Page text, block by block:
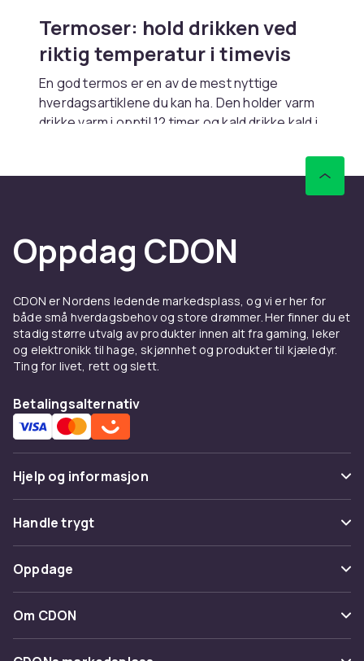
Termoser: hold drikken ved
riktig temperatur i timevis
En god termos er en av de mest nyttige
hverdagsartiklene du kan ha. Den holder varm
drikke varm i opptil 12 timer og kald drikke kald i
vakuumisolert termos er perfekt til kaffebruk,
te, suppe og alle typer drikke som skal
beholde temperaturen over tid. Fra daglig bruk
hjelpemiddel.
Vakuumisolasjon:
hemmeligheten bak god
termos
Moderne termoser bruker vakuumisolasjon,
som betyr at et tomrom er skapt mellom to lag
med stål eller glass. Vakuumet forhindrer
varmeoverføring via konduksjon og
konveksjon. Dette gir en isolasjonseffekt som
er langt bedre enn tradisjonell
polyurethankum. Kvaliteten på vakuumet er
drikken varm i 12 timer og kald i 24 timer.
Typer og størrelser av
termoser
Termoser fås fra 250 ml miniformater til 2 liter
store termoser. Den vanligste størrelsen er
Oppdag CDON
CDON er Nordens ledende markedsplass, og vi er her for
både små hverdagsbehov og store drømmer. Her finner du et
stadig større utvalg av produkter innen alt fra gaming, leker
og elektronikk til hage, skjønnhet og produkter til kjæledyr.
Ting for livet, rett og slett.
Betalingsalternativ
Hjelp og informasjon
Vanlige spørsmål
Spor pakke
Angre & returner her
Kontakt oss
Handle trygt
Betaling
Levering
Oppdage
Kategorier
Varemerker
Om CDON
Om oss